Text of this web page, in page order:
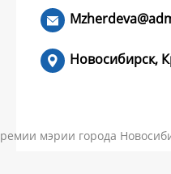
Новосибирск,
мэрии города